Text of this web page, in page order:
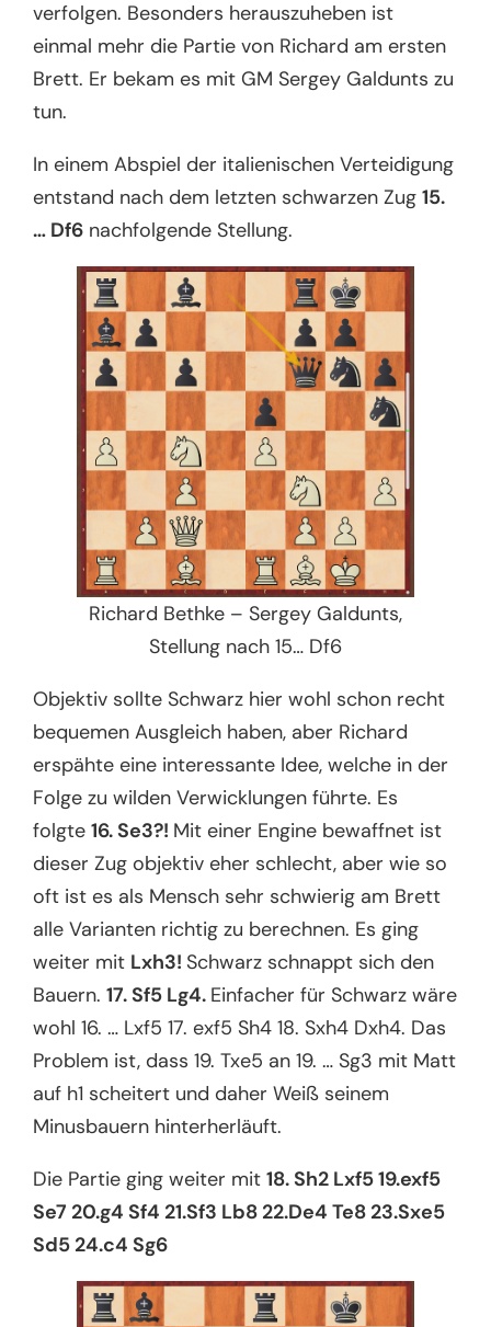
verfolgen. Besonders herauszuheben ist
einmal mehr die Partie von Richard am ersten
Brett. Er bekam es mit GM Sergey Galdunts zu
tun.
In einem Abspiel der italienischen Verteidigung
entstand nach dem letzten schwarzen Zug15.
… Df6 nachfolgende Stellung.
Richard Bethke – Sergey Galdunts,
Stellung nach 15… Df6
Objektiv sollte Schwarz hier wohl schon recht
bequemen Ausgleich haben, aber Richard
erspähte eine interessante Idee, welche in der
Folge zu wilden Verwicklungen führte. Es
folgte16. Se3?! Mit einer Engine bewaffnet ist
dieser Zug objektiv eher schlecht, aber wie so
oft ist es als Mensch sehr schwierig am Brett
alle Varianten richtig zu berechnen. Es ging
weiter mit Lxh3!Schwarz schnappt sich den
Bauern.17. Sf5 Lg4. Einfacher für Schwarz wäre
wohl 16. … Lxf5 17. exf5 Sh4 18. Sxh4 Dxh4. Das
Problem ist, dass 19. Txe5 an 19. … Sg3 mit Matt
auf h1 scheitert und daher Weiß seinem
Minusbauern hinterherläuft.
Die Partie ging weiter mit18. Sh2 Lxf5 19.exf5
Se7 20.g4 Sf4 21.Sf3 Lb8 22.De4 Te8 23.Sxe5
Sd5 24.c4 Sg6